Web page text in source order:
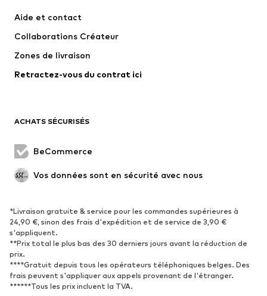
Lingerie
Manteaux
Jupes
Occasions spéciales
Nouveautés
Tendance
Baskets
Escarpins et talons hauts
Bottes
Sandales
Chaussures basses
Chaussures de sport
Aide et contact
Collaborations Créateur
Zones de livraison
Retractez-vous du contrat ici
ACHATS SÉCURISÉS
BeCommerce
Vos données sont en sécurité avec nous
*Livraison gratuite & service pour les commandes supérieures à
24,90 €, sinon des frais d'expédition et de service de 3,90 €
s'appliquent.
**Prix total le plus bas des 30 derniers jours avant la réduction de
prix.
****Gratuit depuis tous les opérateurs téléphoniques belges. Des
frais peuvent s'appliquer aux appels provenant de l'étranger.
******Tous les prix incluent la TVA.